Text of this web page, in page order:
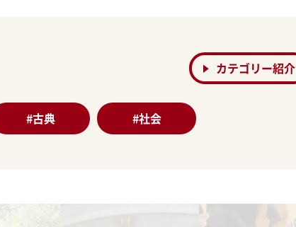
カテゴリー紹介
#古典 #社会